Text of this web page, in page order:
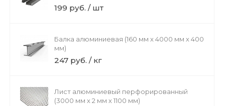
199 руб. / шт
Балка алюминиевая (160 мм х 4000 мм х 400
мм)
247 руб. / кг
Лист алюминиевый перфорированный
(3000 мм х 2 мм х 1100 мм)